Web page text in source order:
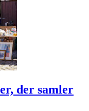
der samler